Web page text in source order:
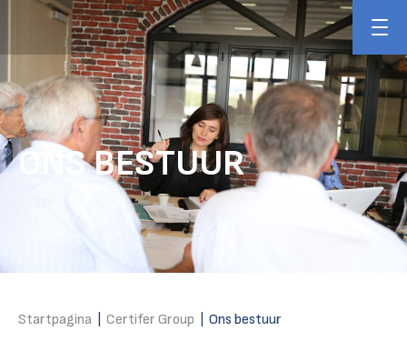
ONS BESTUUR
Startpagina Certifer Group Ons bestuur